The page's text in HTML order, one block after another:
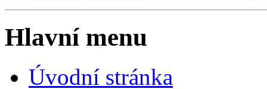
Hlavní menu
Úvodní stránka